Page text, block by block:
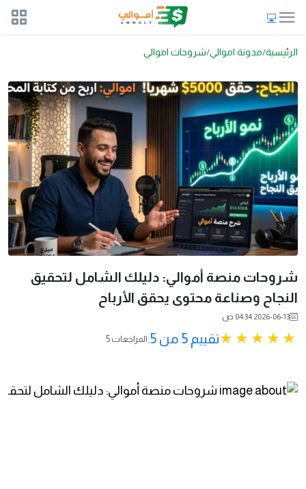
الرئيسية مدونة اموالي شروحات اموالي
شروحات منصة أموالي: دليلك الشامل لتحقيق
النجاح وصناعة محتوى يحقق الأرباح
2026-06-13 04:34 ص
تقييم 5 من 5. 5 المراجعات